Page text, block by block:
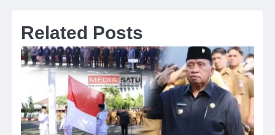
Related Posts